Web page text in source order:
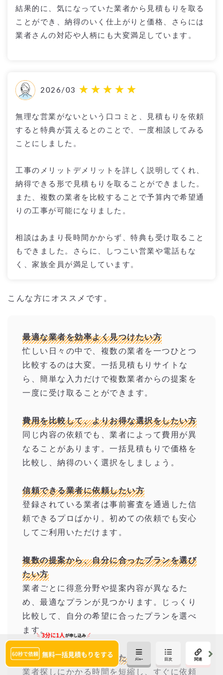
結果的に、気になっていた業者から見積もりを取る
ことができ、納得のいく仕上がりと価格、さらには
業者さんの対応や人柄にも大変満足しています。
2026/03
無理な営業がないという口コミと、見積もりを依頼
すると特典が貰えるとのことで、一度相談してみる
ことにしました。
工事のメリットデメリットを詳しく説明してくれ、
納得できる形で見積もりを取ることができました。
また、複数の業者を比較することで予算内で希望通
りの工事が可能になりました。
相談はあまり長時間かからず、特典も受け取ること
もできました。さらに、しつこい営業や電話もな
く、家族全員が満足しています。
こんな方にオススメです。
最適な業者を効率よく見つけたい方
忙しい日々の中で、複数の業者を一つひとつ
比較するのは大変。一括見積もりサイトな
ら、簡単な入力だけで複数業者からの提案を
一度に受け取ることができます。
費用を比較して、よりお得な選択をしたい方
同じ内容の依頼でも、業者によって費用が異
なることがあります。一括見積もりで価格を
比較し、納得のいく選択をしましょう。
信頼できる業者に依頼したい方
登録されている業者は事前審査を通過した信
頼できるプロばかり。初めての依頼でも安心
してご利用いただけます。
複数の提案から、自分に合ったプランを選び
たい方
業者ごとに得意分野や提案内容が異なるた
め、最適なプランが見つかります。じっくり
比較して、自分の希望に合ったプランを選べ
ます。
短期間で依頼を完了させたい方
業者探しにかかる時間を短縮し、すぐに依頼